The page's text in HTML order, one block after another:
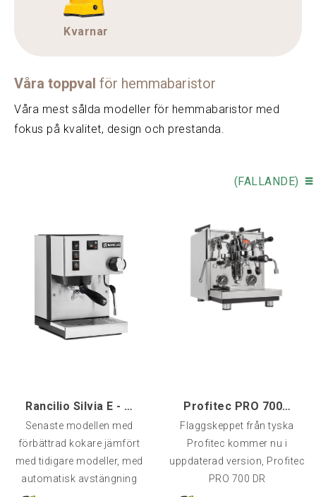
Kvarnar
Våra toppval för hemmabaristor
Våra mest sålda modeller för hemmabaristor med
fokus på kvalitet, design och prestanda.
(FALLANDE)
Rancilio Silvia E - V6
Senaste modellen med
förbättrad kokare jämfört
med tidigare modeller, med
automatisk avstängning
Profitec PRO 700 - DRIVE
Flaggskeppet från tyska
Profitec kommer nu i
uppdaterad version, Profitec
PRO 700 DR